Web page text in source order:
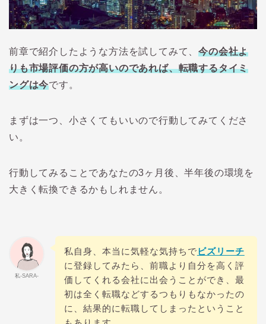
前章で紹介したような方法を試してみて、今の会社よ
りも市場評価の方が高いのであれば、転職するタイミ
ングは今です。
まずは一つ、小さくてもいいので行動してみてくださ
い。
行動してみることであなたの3ヶ月後、半年後の環境を
大きく転換できるかもしれません。
私-SARA-
私自身、本当に気軽な気持ちでビズリーチ
に登録してみたら、前職より自分を高く評
価してくれる会社に出会うことができ、最
初は全く転職などするつもりもなかったの
に、結果的に転職してしまったということ